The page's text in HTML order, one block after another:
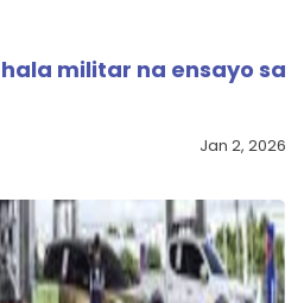
militar na ensayo sa
Jan 2, 2026